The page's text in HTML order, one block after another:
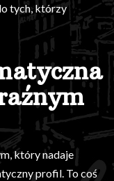
tych, którzy
który nadaje
profil. To coś